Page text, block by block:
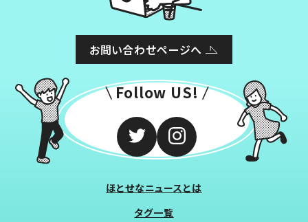
お問い合わせページへ
Follow US!
ほとせなニュースとは
タグ一覧